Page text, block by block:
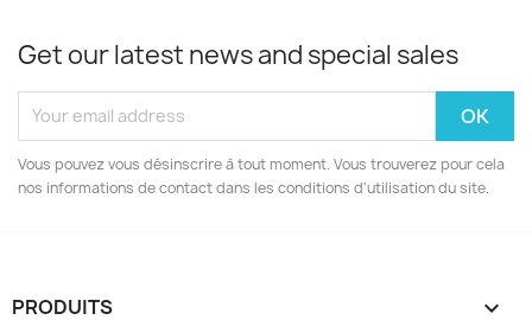
Get our latest news and special sales
Vous pouvez vous désinscrire à tout moment. Vous trouverez pour cela
nos informations de contact dans les conditions d'utilisation du site.
PRODUITS 